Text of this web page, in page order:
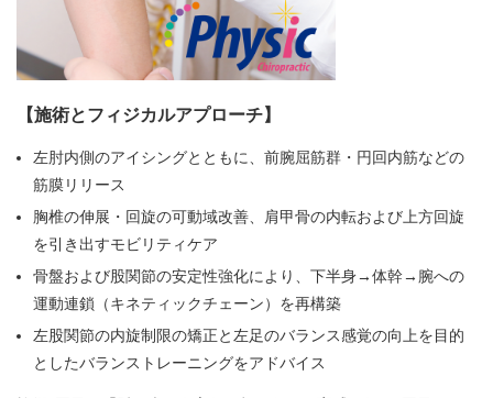
【施術とフィジカルアプローチ】
左肘内側のアイシングとともに、前腕屈筋群・円回内筋などの
筋膜リリース
胸椎の伸展・回旋の可動域改善、肩甲骨の内転および上方回旋
を引き出すモビリティケア
骨盤および股関節の安定性強化により、下半身→体幹→腕への
運動連鎖（キネティックチェーン）を再構築
左股関節の内旋制限の矯正と左足のバランス感覚の向上を目的
としたバランストレーニングをアドバイス